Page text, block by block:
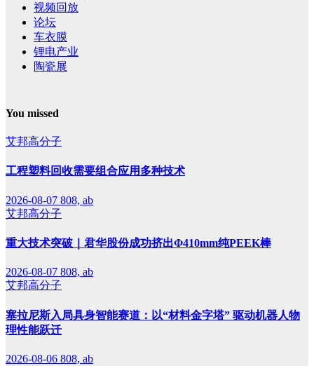
视频回放
论坛
车衣膜
锂电产业
陶瓷展
You missed
艾邦高分子
工程塑料回收需要组合应用多种技术
2026-08-07 808, ab
艾邦高分子
重大技术突破｜君华股份成功挤出Φ410mm纯PEEK棒
2026-08-07 808, ab
艾邦高分子
塞拉尼斯入局具身智能赛道：以“材料金字塔” 驱动机器人物
理性能跃迁
2026-08-06 808, ab